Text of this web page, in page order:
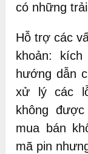
có những
Hỗ trợ các
khoản:
hướng dẫn
xử lý các
không
mua bán
mã pin